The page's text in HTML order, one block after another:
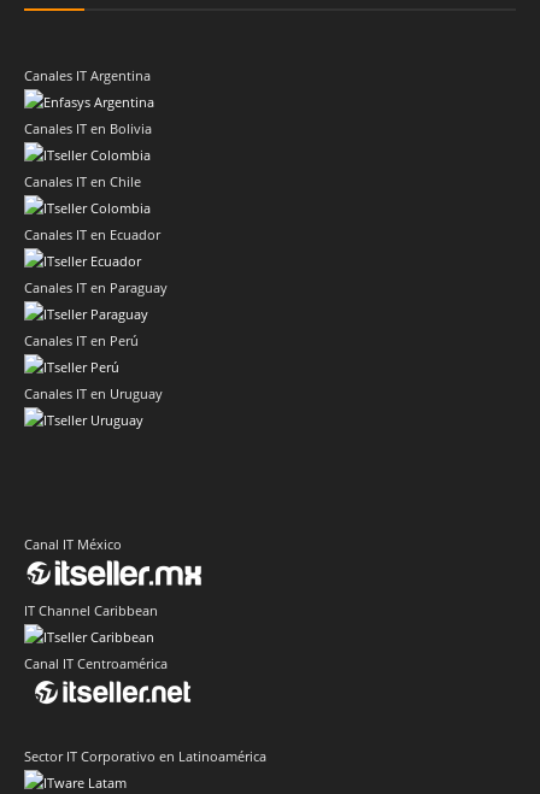
Canales IT Argentina
Canales IT en Bolivia
Canales IT en Chile
Canales IT en Ecuador
Canales IT en Paraguay
Canales IT en Perú
Canales IT en Uruguay
Canal IT México
IT Channel Caribbean
Canal IT Centroamérica
Sector IT Corporativo en Latinoamérica